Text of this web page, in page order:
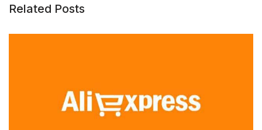
Related Posts